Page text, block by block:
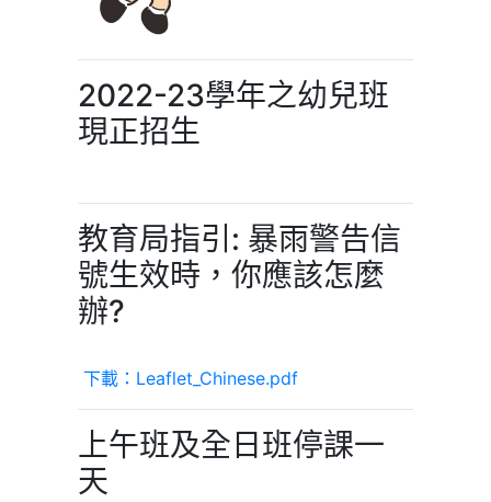
2022-23學年之幼兒班
現正招生
教育局指引: 暴雨警告信
號生效時，你應該怎麼
辦?
下載：Leaflet_Chinese.pdf
上午班及全日班停課一
天